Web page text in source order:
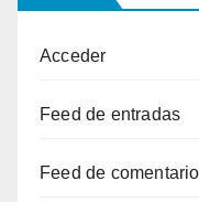
Acceder
Feed de entradas
Feed de